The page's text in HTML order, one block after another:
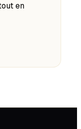
en